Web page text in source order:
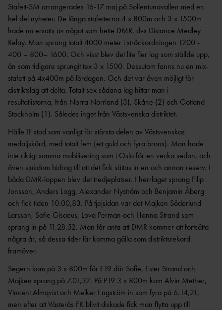
ANSÖKNING
AR
ÅRSHJ
UL
ARKI
V
Stafett-SM arrangerades 16-17 maj på Sollentunavallen med en
hel del nyheter. De långa stafetterna 4 x 800m och 3 x 1500m
hade nu ersatts av något som hette DMR, dvs Distance Medley
Relay. Man sprang totalt 4000 meter i sträckordningen 1200 -
400 – 800– 1600. Och visst blev det lite fler lag som ställde upp,
än som tidigare sprungit tex 3 x 1500. Dessutom fanns nu en mix-
stafett på 4x400m på lördagen. Och det var även möjligt för
distriktslag att delta. Totalt sex sådana lag hittar man i
resultatlistorna, från Norra Norrland (3), Skåne (2) och Gotland-
Stockholm (1). Således inget från Västsvenska distriktet.
Hälle IF stod som vanligt för största delen av Västsvenskas
medaljskörd, med totalt fem (ett guld och fyra brons). Man hade
inte riktigt samma mobilisering som i Oslo för en vecka sedan, och
även sjukdom bidrog till att det fick sättas in en och annan reserv. I
båda DMR-loppen blev det tredjeplatser. I herrlaget sprang Filip
Jonsson, Anders Logg, Alexander Nyström och Benjamin Åberg
och fick tiden 10.00,83. På tjejsidan var det Majken Söderlund
Larsson, Sofie Gisaeus, Lova Perman och Hanna Strand som
sprang in på 11.28,52. Man får anta att DMR kommer att fortsätta
några år, så dessa tider lär komma gälla som distriktsrekord
framöver.
Segern kom på 3 x 800m för F19 där Sofie, Ester Strand och
Majken sprang på 7.01,32. På P19 3 x 800m kom Alvin Mether,
Vincent Almqvist och Melker Engström in som fyra på 6.14,21,
men efter att Västerås FK blivit diskade fick man flytta upp till